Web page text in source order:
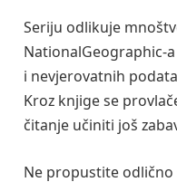
Seriju odlikuje
NationalGeographic-
i nevjerovatnih
Kroz knjige se
čitanje učiniti još
Ne propustite